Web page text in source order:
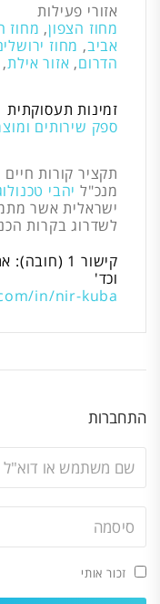
אזורי פעילות
מחוז הצפון, מחוז
אביב, מחוז
הדרום, אזור אילת,
זמינות תעסוקתית
ספק שירותים
תקציר קורות חיים
מנכ"ל יהבי
ישראלית אשר
לשדרוג בקרות
קישור 1
וכד'
in/nir-kuba
התחברות
זכור אותי